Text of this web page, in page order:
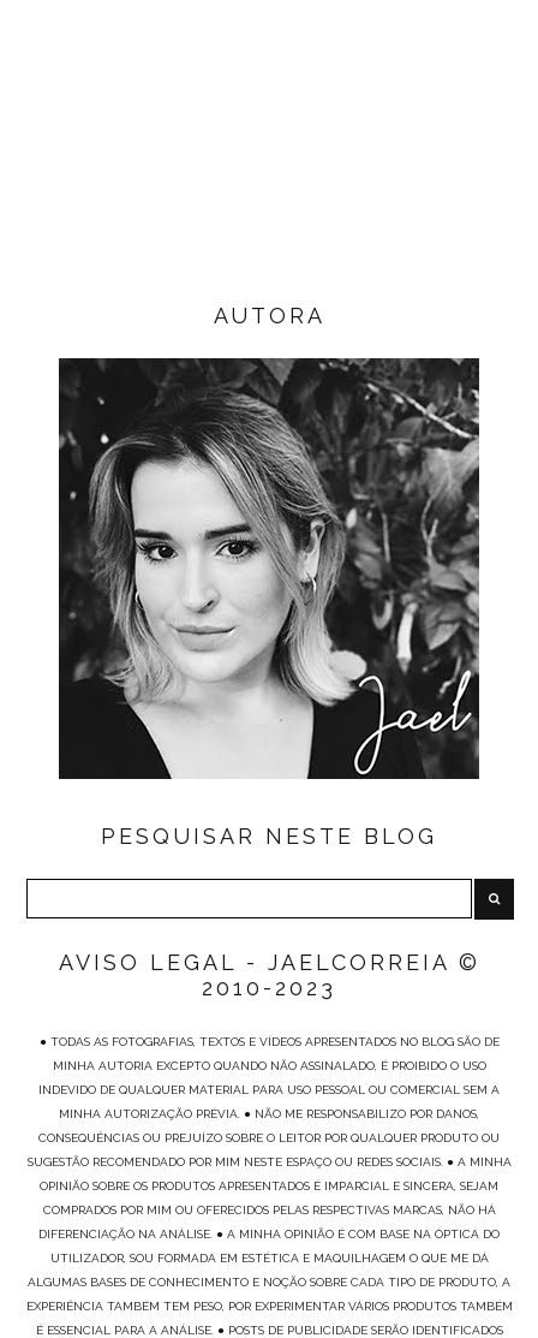
AUTORA
PESQUISAR NESTE BLOG
AVISO LEGAL - JAELCORREIA ©
2010-2023
● TODAS AS FOTOGRAFIAS, TEXTOS E VÍDEOS APRESENTADOS NO BLOG SÃO DE
MINHA AUTORIA EXCEPTO QUANDO NÃO ASSINALADO, É PROIBIDO O USO
INDEVIDO DE QUALQUER MATERIAL PARA USO PESSOAL OU COMERCIAL SEM A
MINHA AUTORIZAÇÃO PRÉVIA. ● NÃO ME RESPONSABILIZO POR DANOS,
CONSEQUÊNCIAS OU PREJUÍZO SOBRE O LEITOR POR QUALQUER PRODUTO OU
SUGESTÃO RECOMENDADO POR MIM NESTE ESPAÇO OU REDES SOCIAIS. ● A MINHA
OPINIÃO SOBRE OS PRODUTOS APRESENTADOS É IMPARCIAL E SINCERA, SEJAM
COMPRADOS POR MIM OU OFERECIDOS PELAS RESPECTIVAS MARCAS, NÃO HÁ
DIFERENCIAÇÃO NA ANÁLISE. ● A MINHA OPINIÃO É COM BASE NA ÓPTICA DO
UTILIZADOR, SOU FORMADA EM ESTÉTICA E MAQUILHAGEM O QUE ME DÁ
ALGUMAS BASES DE CONHECIMENTO E NOÇÃO SOBRE CADA TIPO DE PRODUTO, A
EXPERIÊNCIA TAMBÉM TEM PESO, POR EXPERIMENTAR VÁRIOS PRODUTOS TAMBÉM
É ESSENCIAL PARA A ANÁLISE. ● POSTS DE PUBLICIDADE SERÃO IDENTIFICADOS